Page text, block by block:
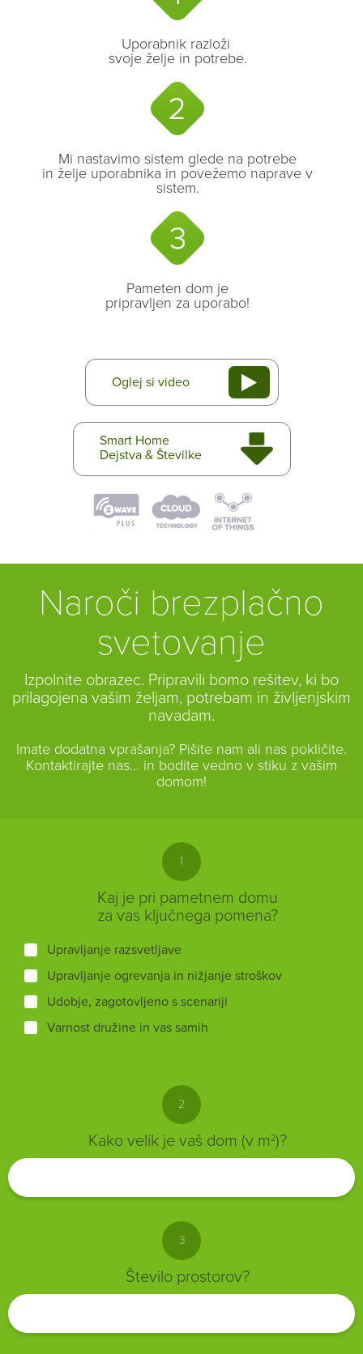
Uporabnik razloži
svoje želje in potrebe.
Mi nastavimo sistem glede na potrebe
in želje uporabnika in povežemo naprave v
sistem.
Pameten dom je
pripravljen za uporabo!
Oglej si video
Smart Home
Dejstva & Številke
Naroči brezplačno
svetovanje
Izpolnite obrazec. Pripravili bomo rešitev, ki bo
prilagojena vašim željam, potrebam in življenjskim
navadam.
Imate dodatna vprašanja? Pišite nam ali nas pokličite.
Kontaktirajte nas… in bodite vedno v stiku z vašim
domom!
1
Kaj je pri pametnem domu
za vas ključnega pomena?
Upravljanje razsvetljave
Upravljanje ogrevanja in nižjanje stroškov
Udobje, zagotovljeno s scenariji
Varnost družine in vas samih
2
Kako velik je vaš dom (v m2)?
3
Število prostorov?